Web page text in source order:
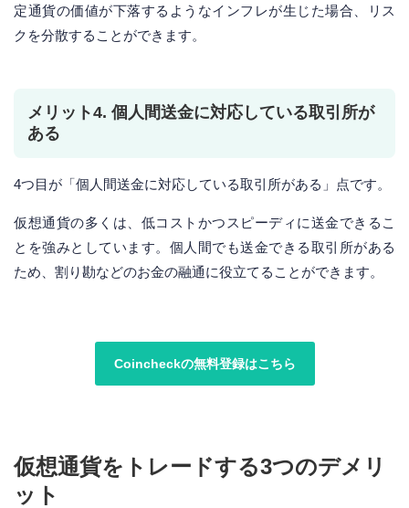
定通貨の価値が下落するようなインフレが生じた場合、リス
クを分散することができます。
メリット4. 個人間送金に対応している取引所が
ある
4つ目が「個人間送金に対応している取引所がある」点です。
仮想通貨の多くは、低コストかつスピーディに送金できるこ
とを強みとしています。個人間でも送金できる取引所がある
ため、割り勘などのお金の融通に役立てることができます。
Coincheckの無料登録はこちら
仮想通貨をトレードする3つのデメリ
ット